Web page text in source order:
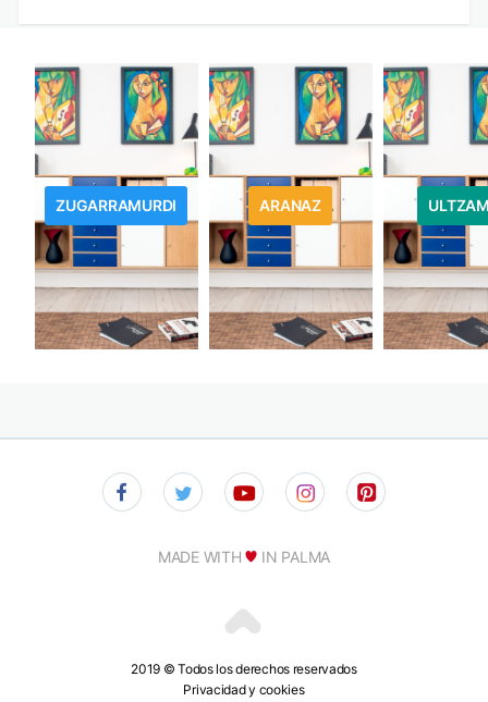
ZUGARRAMURDI ARANAZ
2019 © Todos los derechos reservados
Privacidad y cookies
MADE WITH IN PALMA